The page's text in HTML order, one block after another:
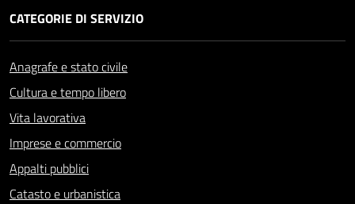
CATEGORIE DI SERVIZIO
Anagrafe e stato civile
Cultura e tempo libero
Vita lavorativa
Imprese e commercio
Appalti pubblici
Catasto e urbanistica